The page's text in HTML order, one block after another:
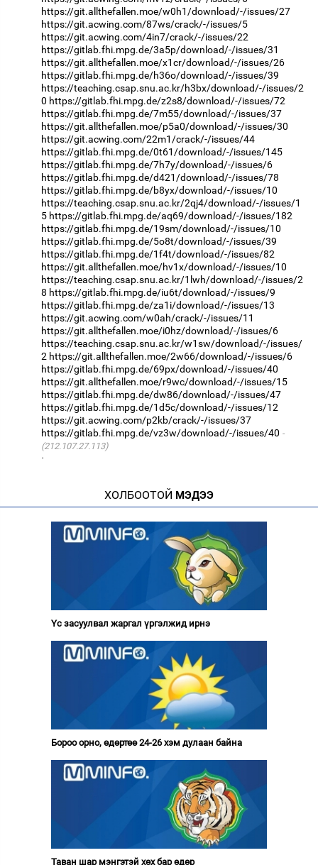
https://git.allthefallen.moe/w0h1/download/-/issues/27
https://git.acwing.com/87ws/crack/-/issues/5
https://git.acwing.com/4in7/crack/-/issues/22
https://gitlab.fhi.mpg.de/3a5p/download/-/issues/31
https://git.allthefallen.moe/x1cr/download/-/issues/26
https://gitlab.fhi.mpg.de/h36o/download/-/issues/39
https://teaching.csap.snu.ac.kr/h3bx/download/-/issues/2
0 https://gitlab.fhi.mpg.de/z2s8/download/-/issues/72
https://gitlab.fhi.mpg.de/7m55/download/-/issues/37
https://git.allthefallen.moe/p5a0/download/-/issues/30
https://git.acwing.com/22m1/crack/-/issues/44
https://gitlab.fhi.mpg.de/0t61/download/-/issues/145
https://gitlab.fhi.mpg.de/7h7y/download/-/issues/6
https://gitlab.fhi.mpg.de/d421/download/-/issues/78
https://gitlab.fhi.mpg.de/b8yx/download/-/issues/10
https://teaching.csap.snu.ac.kr/2qj4/download/-/issues/1
5 https://gitlab.fhi.mpg.de/aq69/download/-/issues/182
https://gitlab.fhi.mpg.de/19sm/download/-/issues/10
https://gitlab.fhi.mpg.de/5o8t/download/-/issues/39
https://gitlab.fhi.mpg.de/1f4t/download/-/issues/82
https://git.allthefallen.moe/hv1x/download/-/issues/10
https://teaching.csap.snu.ac.kr/1lwh/download/-/issues/2
8 https://gitlab.fhi.mpg.de/iu6t/download/-/issues/9
https://gitlab.fhi.mpg.de/za1i/download/-/issues/13
https://git.acwing.com/w0ah/crack/-/issues/11
https://git.allthefallen.moe/i0hz/download/-/issues/6
https://teaching.csap.snu.ac.kr/w1sw/download/-/issues/
2 https://git.allthefallen.moe/2w66/download/-/issues/6
https://gitlab.fhi.mpg.de/69px/download/-/issues/40
https://git.allthefallen.moe/r9wc/download/-/issues/15
https://gitlab.fhi.mpg.de/dw86/download/-/issues/47
https://gitlab.fhi.mpg.de/1d5c/download/-/issues/12
https://git.acwing.com/p2kb/crack/-/issues/37
https://gitlab.fhi.mpg.de/vz3w/download/-/issues/40
(212.107.27.113)
·
ХОЛБООТОЙ МЭДЭЭ
Үс засуулвал жаргал үргэлжид ирнэ
Бороо орно, өдөртөө 24-26 хэм дулаан байна
Таван шар мэнгэтэй хөх бар өдөр